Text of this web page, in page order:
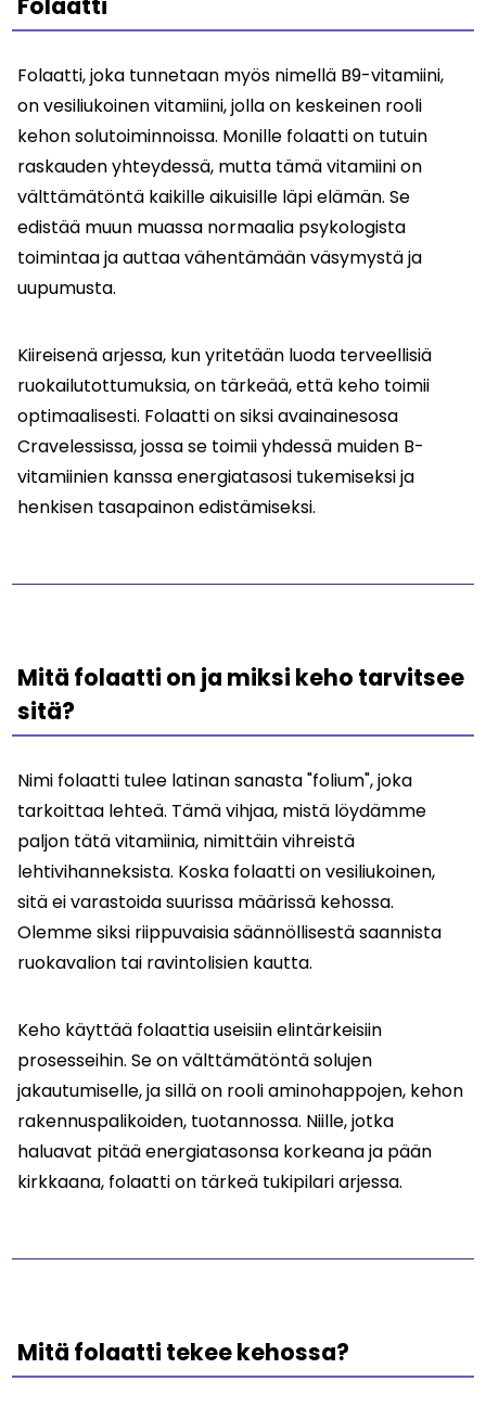
Folaatti, joka tunnetaan myös nimellä B9-vitamiini,
on vesiliukoinen vitamiini, jolla on keskeinen rooli
kehon solutoiminnoissa. Monille folaatti on tutuin
raskauden yhteydessä, mutta tämä vitamiini on
välttämätöntä kaikille aikuisille läpi elämän. Se
edistää muun muassa normaalia psykologista
toimintaa ja auttaa vähentämään väsymystä ja
uupumusta.
Kiireisenä arjessa, kun yritetään luoda terveellisiä
ruokailutottumuksia, on tärkeää, että keho toimii
optimaalisesti. Folaatti on siksi avainainesosa
Cravelessissa, jossa se toimii yhdessä muiden B-
vitamiinien kanssa energiatasosi tukemiseksi ja
henkisen tasapainon edistämiseksi.
Mitä folaatti on ja miksi keho tarvitsee
sitä?
Nimi folaatti tulee latinan sanasta "folium", joka
tarkoittaa lehteä. Tämä vihjaa, mistä löydämme
paljon tätä vitamiinia, nimittäin vihreistä
lehtivihanneksista. Koska folaatti on vesiliukoinen,
sitä ei varastoida suurissa määrissä kehossa.
Olemme siksi riippuvaisia säännöllisestä saannista
ruokavalion tai ravintolisien kautta.
Keho käyttää folaattia useisiin elintärkeisiin
prosesseihin. Se on välttämätöntä solujen
jakautumiselle, ja sillä on rooli aminohappojen, kehon
rakennuspalikoiden, tuotannossa. Niille, jotka
haluavat pitää energiatasonsa korkeana ja pään
kirkkaana, folaatti on tärkeä tukipilari arjessa.
Mitä folaatti tekee kehossa?